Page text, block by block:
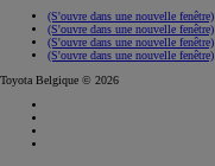
(S'ouvre dans une nouvelle fenêtre)
(S'ouvre dans une nouvelle fenêtre)
(S'ouvre dans une nouvelle fenêtre)
(S'ouvre dans une nouvelle fenêtre)
Toyota Belgique © 2026